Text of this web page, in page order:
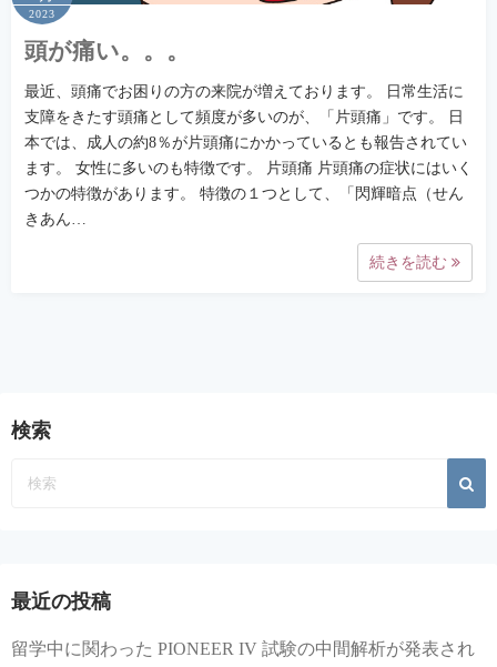
2023
頭が痛い。。。
最近、頭痛でお困りの方の来院が増えております。 日常生活に
支障をきたす頭痛として頻度が多いのが、「片頭痛」です。 日
本では、成人の約8％が片頭痛にかかっているとも報告されてい
ます。 女性に多いのも特徴です。 片頭痛 片頭痛の症状にはいく
つかの特徴があります。 特徴の１つとして、「閃輝暗点（せん
きあん…
続きを読む
検索
最近の投稿
留学中に関わった PIONEER IV 試験の中間解析が発表され